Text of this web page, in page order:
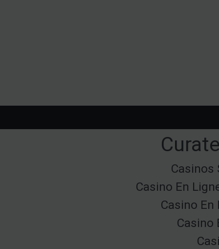
Casinos
Casino En
Casino En
Casino